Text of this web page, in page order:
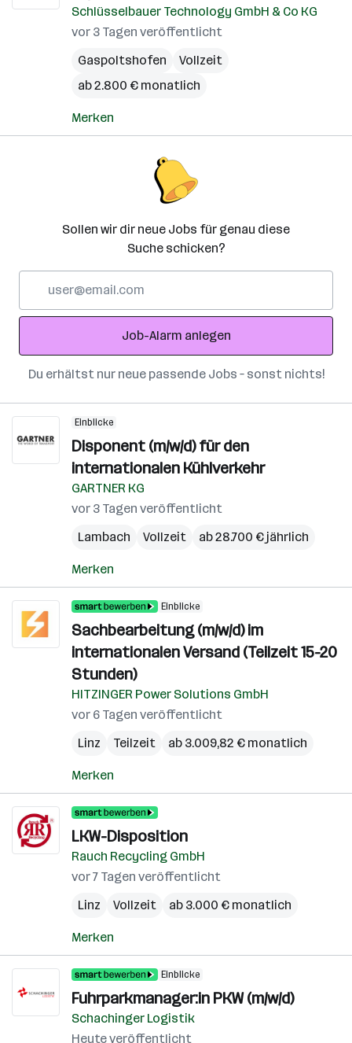
Schlüsselbauer Technology GmbH & Co KG
vor 3 Tagen veröffentlicht
Gaspoltshofen
Vollzeit
ab 2.800 € monatlich
Merken
Sollen wir dir neue Jobs für genau diese
Suche schicken?
Adresse
Job-Alarm anlegen
Du erhältst nur neue passende Jobs – sonst nichts!
Einblicke
Disponent (m/w/d) für den
internationalen Kühlverkehr
GARTNER KG
vor 3 Tagen veröffentlicht
Lambach
Vollzeit ab 28.700 € jährlich
Merken
Einblicke
Sachbearbeitung (m/w/d) im
internationalen Versand (Teilzeit 15-20
Stunden)
HITZINGER Power Solutions GmbH
vor 6 Tagen veröffentlicht
Linz
Teilzeit ab 3.009,82 € monatlich
Merken
LKW-Disposition
Rauch Recycling GmbH
vor 7 Tagen veröffentlicht
Linz
Vollzeit ab 3.000 € monatlich
Merken
Einblicke
Fuhrparkmanager:in PKW (m/w/d)
Schachinger Logistik
Heute veröffentlicht